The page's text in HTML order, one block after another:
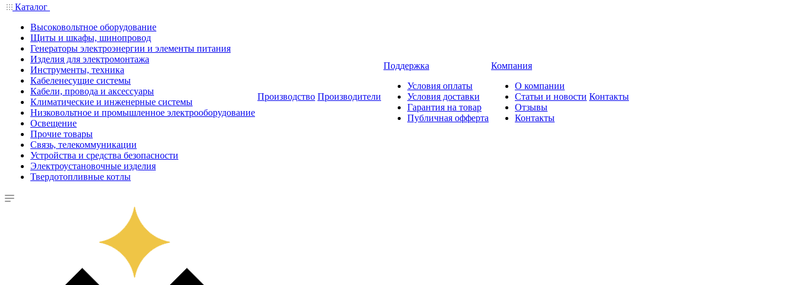
Каталог
Высоковольтное оборудование
Щиты и шкафы, шинопровод
Генераторы электроэнергии и элементы питания
Изделия для электромонтажа
Инструменты, техника
Кабеленесущие системы
Кабели, провода и аксессуары
Климатические и инженерные системы
Низковольтное и промышленное электрооборудование
Освещение
Прочие товары
Связь, телекоммуникации
Устройства и средства безопасности
Электроустановочные изделия
Твердотопливные котлы
Производство Производители
Поддержка
Условия оплаты
Условия доставки
Гарантия на товар
Публичная офферта
Компания
О компании
Статьи и новости
Отзывы
Контакты
Контакты